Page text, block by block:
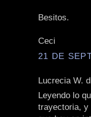
Besitos.
Ceci
21 DE
Lucrecia W.
Leyendo lo
trayectoria, y